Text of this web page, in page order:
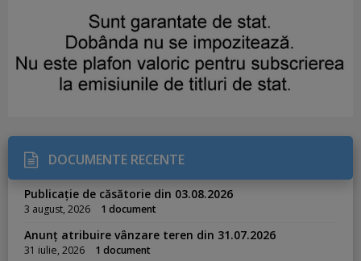
DOCUMENTE RECENTE
Publicație de căsătorie din 03.08.2026
3 august, 2026 1 document
Anunț atribuire vânzare teren din 31.07.2026
31 iulie, 2026 1 document